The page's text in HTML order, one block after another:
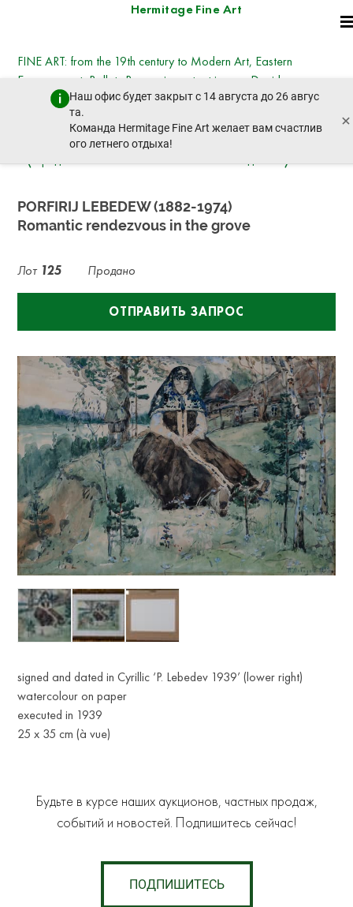
Hermitage Fine Art
Наш офис будет закрыт с 14 августа до 26 авгус
та.
Команда Hermitage Fine Art желает вам счастлив
ого летнего отдыха!
×
FINE ART: from the 19th century to Modern Art, Eastern
European art, Ballets Russes, important icons - David
Hockney, Kotarbinsky, Nesterov, Goncharova,
Deineka, Vysotsky
вторник, 21 октября 2025 г. - 14:30
PORFIRIJ LEBEDEW (1882-1974)
Romantic rendezvous in the grove
Лот 125 Продано
ОТПРАВИТЬ ЗАПРОС
signed and dated in Cyrillic ‘P. Lebedev 1939’ (lower right)
watercolour on paper
executed in 1939
25 x 35 cm (à vue)
Будьте в курсе наших аукционов, частных продаж,
событий и новостей. Подпишитесь сейчас!
ПОДПИШИТЕСЬ